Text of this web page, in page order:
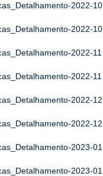
2022-10
2022-10
2022-11
2022-11
2022-12
2022-12
2023-01
2023-01